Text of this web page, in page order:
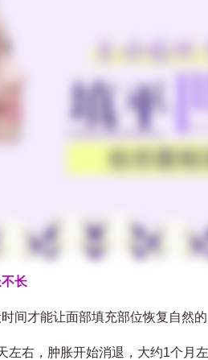
长
才能让面部填充部位恢复自然的
右，肿胀开始消退，大约1个月